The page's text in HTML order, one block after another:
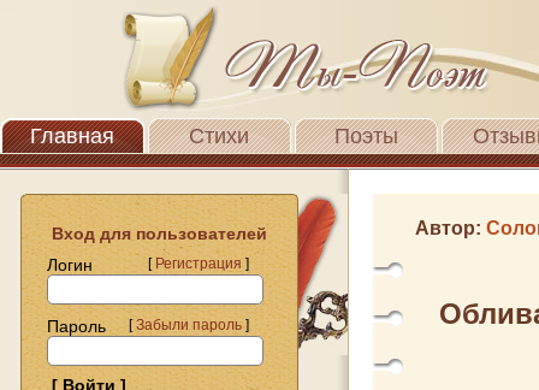
Главная Стихи Поэты
Вход для пользователей
Логин
[Регистрация]
Пароль [Забыли пароль]
Автор: